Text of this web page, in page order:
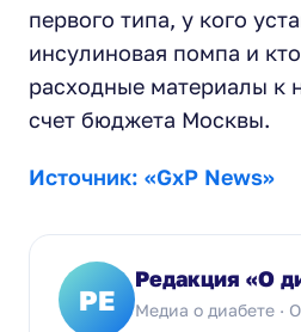
первого типа, у кого
инсулиновая помпа и
расходные материалы к
счет бюджета Москвы.
Источник: «GxP News»
РЕ
Редакция «О
Медиа о диабете ·